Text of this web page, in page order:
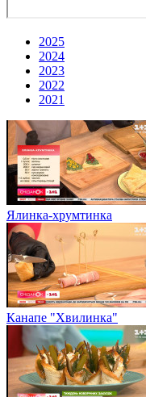
2025
2024
2023
2022
2021
Ялинка-хрумтинка
Канапе "Хвилинка"